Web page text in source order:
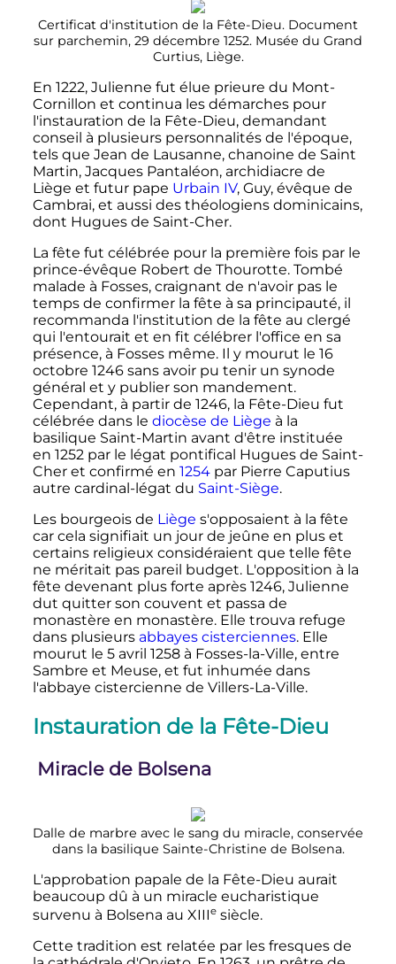
Certificat d'institution de la Fête-Dieu. Document
sur parchemin, 29 décembre 1252. Musée du Grand
Curtius, Liège.
En 1222, Julienne fut élue prieure du Mont-
Cornillon et continua les démarches pour
l'instauration de la Fête-Dieu, demandant
conseil à plusieurs personnalités de l'époque,
tels que Jean de Lausanne, chanoine de Saint
Martin, Jacques Pantaléon, archidiacre de
Liège et futur pape Urbain IV, Guy, évêque de
Cambrai, et aussi des théologiens dominicains,
dont Hugues de Saint-Cher.
La fête fut célébrée pour la première fois par le
prince-évêque Robert de Thourotte. Tombé
malade à Fosses, craignant de n'avoir pas le
temps de confirmer la fête à sa principauté, il
recommanda l'institution de la fête au clergé
qui l'entourait et en fit célébrer l'office en sa
présence, à Fosses même. Il y mourut le 16
octobre 1246sans avoir pu tenir un synode
général et y publier son mandement.
Cependant, à partir de 1246, la Fête-Dieu fut
célébrée dans le diocèse de Liège à la
basilique Saint-Martin avant d'être instituée
en 1252 par le légat pontifical Hugues de Saint-
Cher et confirmé en 1254par Pierre Caputius
autre cardinal-légat du Saint-Siège.
Les bourgeois de Liège s'opposaient à la fête
car cela signifiait un jour de jeûne en plus et
certains religieux considéraient que telle fête
ne méritait pas pareil budget. L'opposition à la
fête devenant plus forte après 1246, Julienne
dut quitter son couvent et passa de
monastère en monastère. Elle trouva refuge
dans plusieurs abbayes cisterciennes. Elle
mourut le 5 avril 1258à Fosses-la-Ville, entre
Sambre et Meuse, et fut inhumée dans
l'abbaye cistercienne de Villers-La-Ville.
Instauration de la Fête-Dieu
Miracle de Bolsena
Dalle de marbre avec le sang du miracle, conservée
dans la basilique Sainte-Christine de Bolsena.
L'approbation papale de la Fête-Dieu aurait
beaucoup dû à un miracle eucharistique
survenu à Bolsena au XIIIe siècle.
Cette tradition est relatée par les fresques de